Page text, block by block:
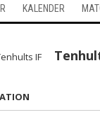
KALENDER